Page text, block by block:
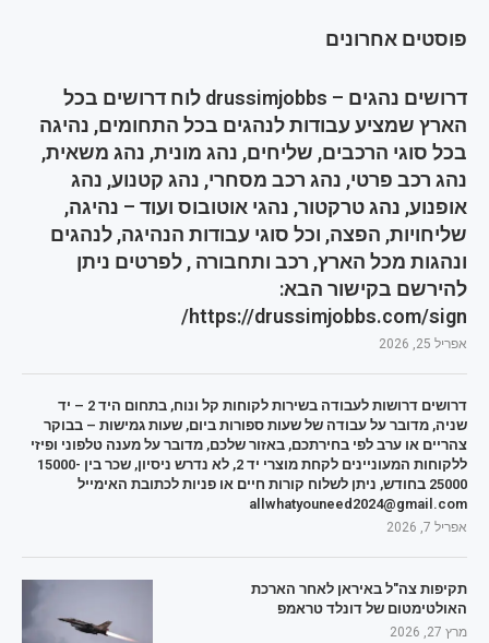
פוסטים אחרונים
דרושים נהגים – drussimjobbs לוח דרושים בכל
הארץ שמציע עבודות לנהגים בכל התחומים, נהיגה
בכל סוגי הרכבים, שליחים, נהג מונית, נהג משאית,
נהג רכב פרטי, נהג רכב מסחרי, נהג קטנוע, נהג
אופנוע, נהג טרקטור, נהגי אוטובוס ועוד – נהיגה,
שליחויות, הפצה, וכל סוגי עבודות הנהיגה, לנהגים
ונהגות מכל הארץ, רכב ותחבורה , לפרטים ניתן
להירשם בקישור הבא:
https://drussimjobbs.com/sign/
אפריל 25, 2026
דרושים דרושות לעבודה בשירות לקוחות קל ונוח, בתחום היד 2 – יד
שניה, מדובר על עבודה של שעות ספורות ביום, שעות גמישות – בבוקר
צהריים או ערב לפי בחירתכם, באזור שלכם, מדובר על מענה טלפוני ופיזי
ללקוחות המעוניינים לקחת מוצרי יד 2, לא נדרש ניסיון, שכר בין 15000-
25000 בחודש, ניתן לשלוח קורות חיים או פניות לכתובת האימייל
allwhatyouneed2024@gmail.com
אפריל 7, 2026
תקיפות צה"ל באיראן לאחר הארכת
האולטימטום של דונלד טראמפ
מרץ 27, 2026